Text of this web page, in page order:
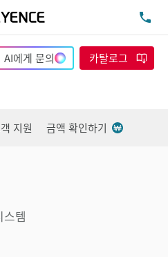
AI에게 문의 카탈로그
지원 금액 확인하기
템